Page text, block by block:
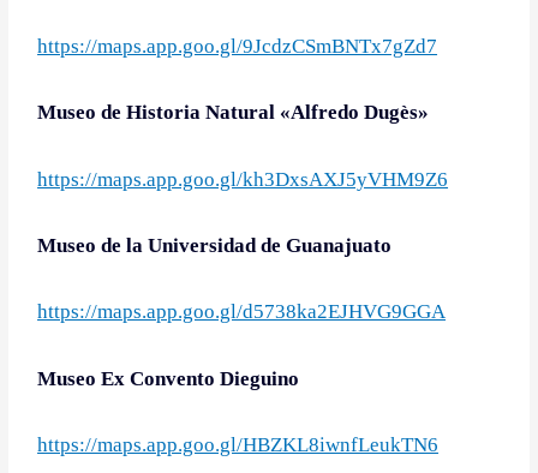
https://maps.app.goo.gl/9JcdzCSmBNTx7gZd7
Museo de Historia Natural «Alfredo Dugès»
https://maps.app.goo.gl/kh3DxsAXJ5yVHM9Z6
Museo de la Universidad de Guanajuato
https://maps.app.goo.gl/d5738ka2EJHVG9GGA
Museo Ex Convento Dieguino
https://maps.app.goo.gl/HBZKL8iwnfLeukTN6